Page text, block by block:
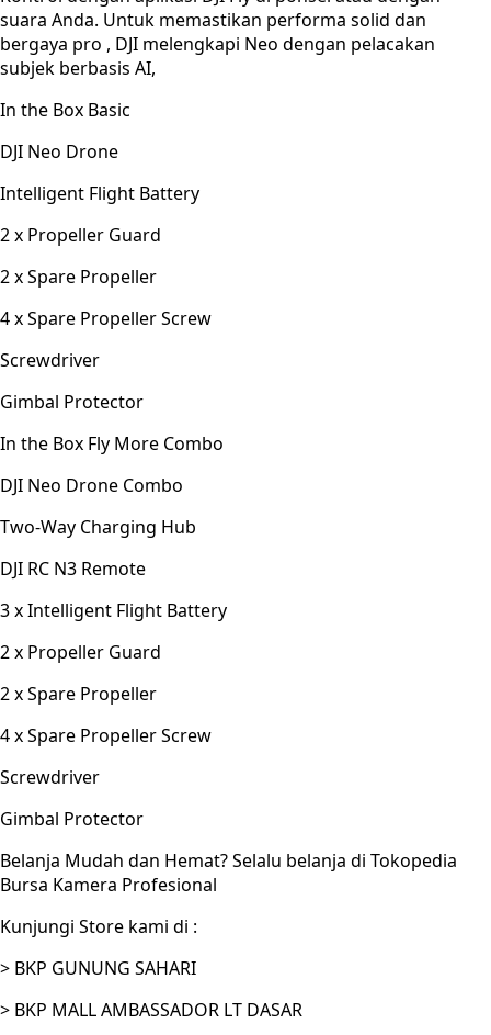
suara Anda. Untuk memastikan performa solid dan
bergaya pro , DJI melengkapi Neo dengan pelacakan
subjek berbasis AI,
In the Box Basic
DJI Neo Drone
Intelligent Flight Battery
2 x Propeller Guard
2 x Spare Propeller
4 x Spare Propeller Screw
Screwdriver
Gimbal Protector
In the Box Fly More Combo
DJI Neo Drone Combo
Two-Way Charging Hub
DJI RC N3 Remote
3 x Intelligent Flight Battery
2 x Propeller Guard
2 x Spare Propeller
4 x Spare Propeller Screw
Screwdriver
Gimbal Protector
Belanja Mudah dan Hemat? Selalu belanja di Tokopedia
Bursa Kamera Profesional
Kunjungi Store kami di :
> BKP GUNUNG SAHARI
> BKP MALL AMBASSADOR LT DASAR